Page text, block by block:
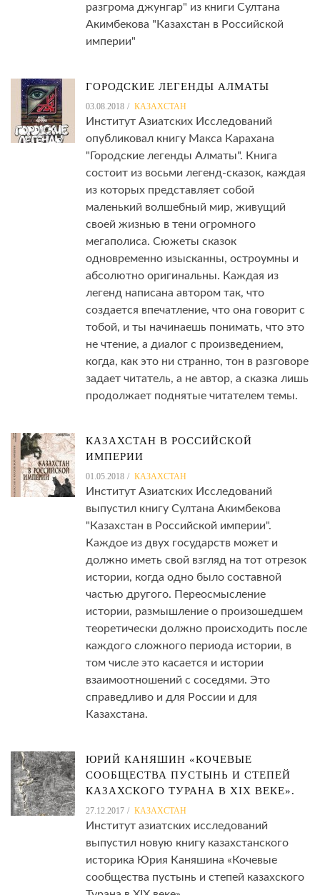
разгрома джунгар" из книги Султана
Акимбекова "Казахстан в Российской
империи"
ГОРОДСКИЕ ЛЕГЕНДЫ АЛМАТЫ
03.08.2018 КАЗАХСТАН
Институт Азиатских Исследований
опубликовал книгу Макса Карахана
"Городские легенды Алматы". Книга
состоит из восьми легенд-сказок, каждая
из которых представляет собой
маленький волшебный мир, живущий
своей жизнью в тени огромного
мегаполиса. Сюжеты сказок
одновременно изысканны, остроумны и
абсолютно оригинальны. Каждая из
легенд написана автором так, что
создается впечатление, что она говорит с
тобой, и ты начинаешь понимать, что это
не чтение, а диалог с произведением,
когда, как это ни странно, тон в разговоре
задает читатель, а не автор, а сказка лишь
продолжает поднятые читателем темы.
КАЗАХСТАН В РОССИЙСКОЙ
ИМПЕРИИ
01.05.2018 КАЗАХСТАН
Институт Азиатских Исследований
выпустил книгу Султана Акимбекова
"Казахстан в Российской империи".
Каждое из двух государств может и
должно иметь свой взгляд на тот отрезок
истории, когда одно было составной
частью другого. Переосмысление
истории, размышление о произошедшем
теоретически должно происходить после
каждого сложного периода истории, в
том числе это касается и истории
взаимоотношений с соседями. Это
справедливо и для России и для
Казахстана.
ЮРИЙ КАНЯШИН «КОЧЕВЫЕ
СООБЩЕСТВА ПУСТЫНЬ И СТЕПЕЙ
КАЗАХСКОГО ТУРАНА В XIX ВЕКЕ».
27.12.2017 КАЗАХСТАН
Институт азиатских исследований
выпустил новую книгу казахстанского
историка Юрия Каняшина «Кочевые
сообщества пустынь и степей казахского